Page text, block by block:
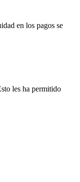
en los pagos se
les ha permitido